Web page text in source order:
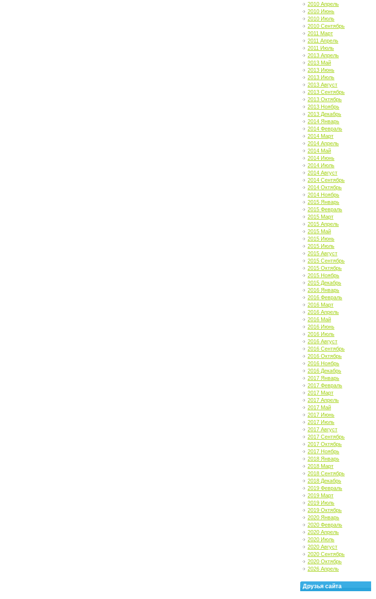
2010 Апрель
2010 Июнь
2010 Июль
2010 Сентябрь
2011 Март
2011 Апрель
2011 Июль
2013 Апрель
2013 Май
2013 Июнь
2013 Июль
2013 Август
2013 Сентябрь
2013 Октябрь
2013 Ноябрь
2013 Декабрь
2014 Январь
2014 Февраль
2014 Март
2014 Апрель
2014 Май
2014 Июнь
2014 Июль
2014 Август
2014 Сентябрь
2014 Октябрь
2014 Ноябрь
2015 Январь
2015 Февраль
2015 Март
2015 Апрель
2015 Май
2015 Июнь
2015 Июль
2015 Август
2015 Сентябрь
2015 Октябрь
2015 Ноябрь
2015 Декабрь
2016 Январь
2016 Февраль
2016 Март
2016 Апрель
2016 Май
2016 Июнь
2016 Июль
2016 Август
2016 Сентябрь
2016 Октябрь
2016 Ноябрь
2016 Декабрь
2017 Январь
2017 Февраль
2017 Март
2017 Апрель
2017 Май
2017 Июнь
2017 Июль
2017 Август
2017 Сентябрь
2017 Октябрь
2017 Ноябрь
2018 Январь
2018 Март
2018 Сентябрь
2018 Декабрь
2019 Февраль
2019 Март
2019 Июль
2019 Октябрь
2020 Январь
2020 Февраль
2020 Апрель
2020 Июль
2020 Август
2020 Сентябрь
2020 Октябрь
2026 Апрель
Друзья сайта